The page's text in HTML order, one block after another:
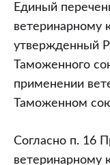
Единый
ветеринарному
утвержденный
Таможенного
применении
Таможенном
Согласно п. 16
ветеринарному